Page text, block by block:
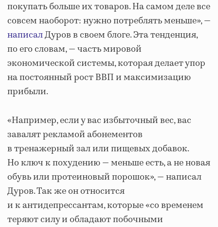
покупать больше их товаров. На самом деле все
совсем наоборот: нужно потреблять меньше», —
написалДуров в своем блоге. Эта тенденция,
по его словам, — часть мировой
экономической системы, которая делает упор
на постоянный рост ВВП и максимизацию
прибыли.
«Например, если у вас избыточный вес, вас
завалят рекламой абонементов
в тренажерный зал или пищевых добавок.
Но ключ к похудению — меньше есть, а не новая
обувь или протеиновый порошок», — написал
Дуров. Так же он относится
и к антидепрессантам, которые «со временем
теряют силу и обладают побочными